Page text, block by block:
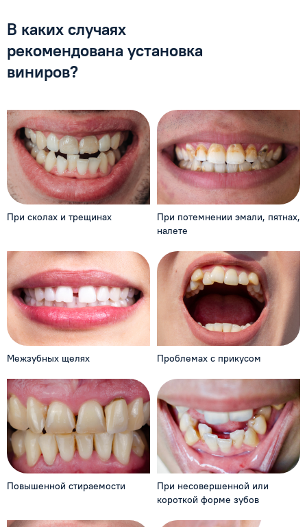
В каких случаях
рекомендована установка
виниров?
При сколах и трещинах При потемнении эмали, пятнах,
налете
Межзубных щелях Проблемах с прикусом
Повышенной стираемости При несовершенной или
короткой форме зубов